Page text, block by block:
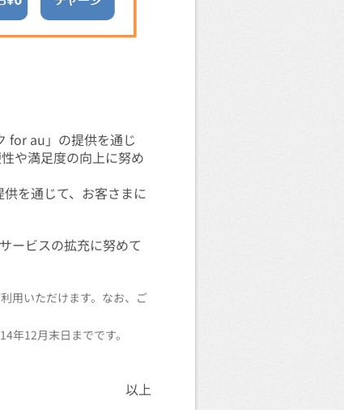
for au」の提供を通じ
や満足度の向上に努め
を通じて、お客さまに
ービスの拡充に努めて
用いただけます。なお、ご
年12月末日までです。
以上